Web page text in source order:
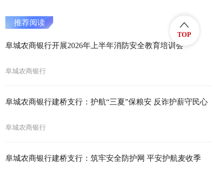
推荐阅读
阜城农商银行开展2026年上半年消防安全教育培训会
阜城农商银行
阜城农商银行建桥支行：护航“三夏”保粮安 反诈护薪守民心
阜城农商银行
阜城农商银行建桥支行：筑牢安全防护网 平安护航麦收季
TOP